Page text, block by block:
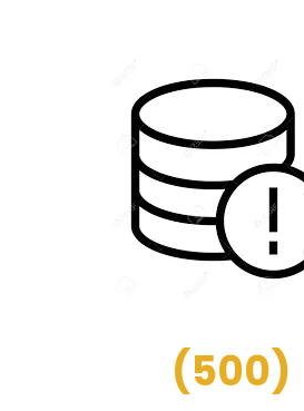
(500)